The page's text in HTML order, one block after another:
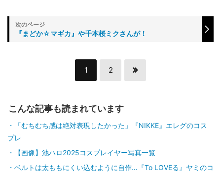
『まどか☆マギカ』や千本桜ミクさんが！
1 2
こんな記事も読まれています
「むちむち感は絶対表現したかった」『NIKKE』エレグのコス
プレ
【画像】池ハロ2025コスプレイヤー写真一覧
ベルトは太ももにくい込むように自作…『To LOVEる』ヤミのコ